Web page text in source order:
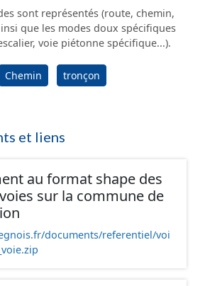
sont représentés (route, chemin,
que les modes doux spécifiques
voie piétonne spécifique...).
Chemin tronçon
et liens
au format shape des
sur la commune de
documents/referentiel/voi